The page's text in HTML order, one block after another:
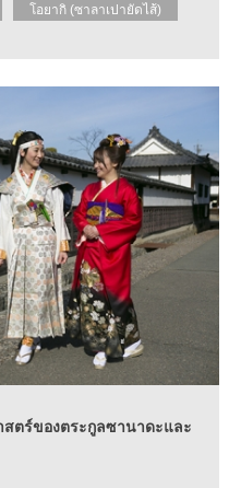
โอยากิ (ซาลาเปายัดไส้)
สตร์ของตระกูลซานาดะและ